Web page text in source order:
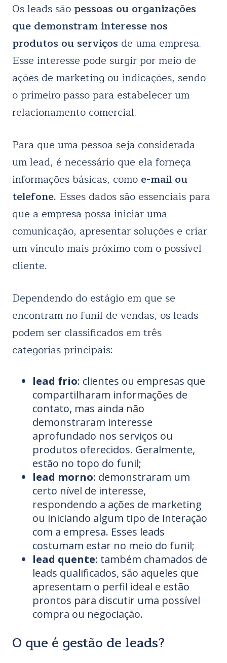
Os leads são pessoas ou organizações
que demonstram interesse nos
produtos ou serviços de uma empresa.
Esse interesse pode surgir por meio de
ações de marketing ou indicações, sendo
o primeiro passo para estabelecer um
relacionamento comercial.
Para que uma pessoa seja considerada
um lead, é necessário que ela forneça
informações básicas, como e-mail ou
telefone. Esses dados são essenciais para
que a empresa possa iniciar uma
comunicação, apresentar soluções e criar
um vínculo mais próximo com o possível
cliente.
Dependendo do estágio em que se
encontram no funil de vendas, os leads
podem ser classificados em três
categorias principais:
lead frio: clientes ou empresas que
compartilharam informações de
contato, mas ainda não
demonstraram interesse
aprofundado nos serviços ou
produtos oferecidos. Geralmente,
estão no topo do funil;
lead morno: demonstraram um
certo nível de interesse,
respondendo a ações de marketing
ou iniciando algum tipo de interação
com a empresa. Esses leads
costumam estar no meio do funil;
lead quente: também chamados de
leads qualificados, são aqueles que
apresentam o perfil ideal e estão
prontos para discutir uma possível
compra ou negociação.
O que é gestão de leads?